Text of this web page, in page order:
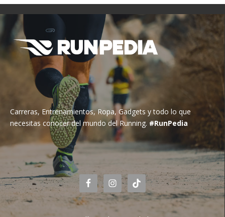
Carreras, Entrenamientos, Ropa, Gadgets y todo lo que
necesitas conocer del mundo del Running. #RunPedia